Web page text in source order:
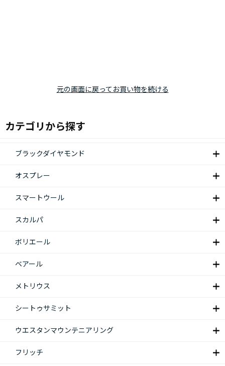
元の画面に戻ってお買い物を続ける
カテゴリから探す
ブラックダイヤモンド
オスプレー
スマートウール
スカルパ
ボリエール
ベアール
メトリウス
シートゥサミット
ウエスタンマウンテニアリング
フリッチ